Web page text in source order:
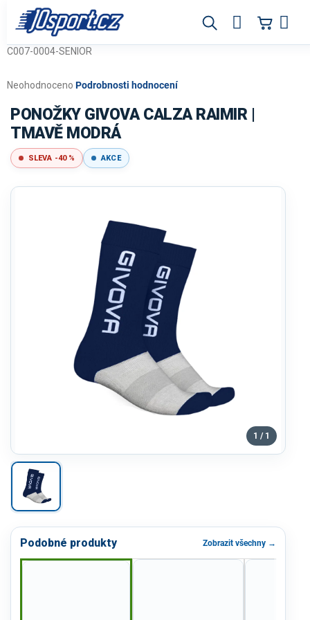
obsah
C007-0004-SENIOR
Průměrné
produktu
0,0
5
Neohodnoceno Podrobnosti hodnocení
PONOŽKY GIVOVA CALZA RAIMIR |
TMAVĚ MODRÁ
SLEVA -40 % AKCE
1 / 1
Podobné produkty Zobrazit všechny →